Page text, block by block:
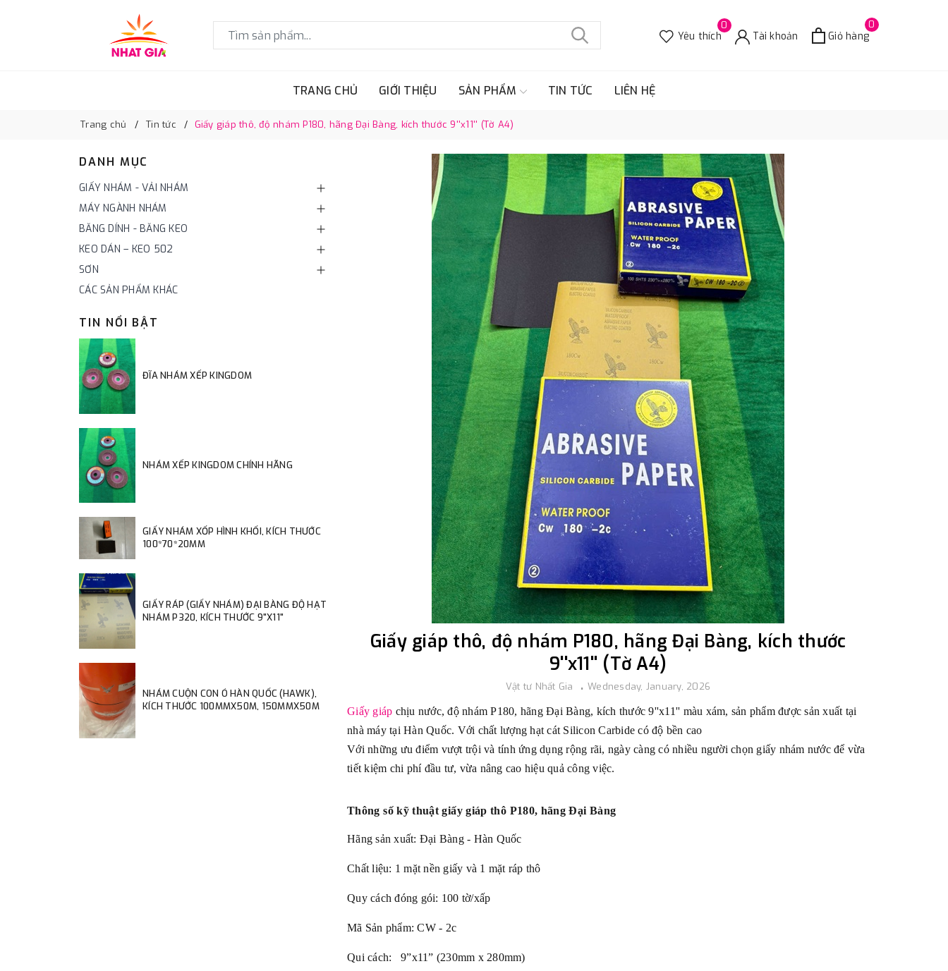
0
Yêu thích Tài khoản
0
Giỏ hàng
TRANG CHỦ GIỚI THIỆU SẢN PHẨM TIN TỨC LIÊN HỆ
Trang chủ Tin tức Giấy giáp thô, độ nhám P180, hãng Đại Bàng, kích thước 9''x11'' (Tờ A4)
DANH MỤC
GIẤY NHÁM - VẢI NHÁM
MÁY NGÀNH NHÁM
BĂNG DÍNH - BĂNG KEO
KEO DÁN – KEO 502
SƠN
CÁC SẢN PHẨM KHÁC
TIN NỔI BẬT
ĐĨA NHÁM XẾP KINGDOM
NHÁM XẾP KINGDOM CHÍNH HÃNG
GIẤY NHÁM XỐP HÌNH KHỐI, KÍCH THƯỚC
100*70*20MM
GIẤY RÁP (GIẤY NHÁM) ĐẠI BÀNG ĐỘ HẠT
NHÁM P320, KÍCH THƯỚC 9"X11"
NHÁM CUỘN CON Ó HÀN QUỐC (HAWK),
KÍCH THƯỚC 100MMX50M, 150MMX50M
Giấy giáp thô, độ nhám P180, hãng Đại Bàng, kích thước
9''x11'' (Tờ A4)
Vật tư Nhất Gia Wednesday, January, 2026
Giấy giáp chịu nước, độ nhám P180, hãng Đại Bàng, kích thước 9''x11'' màu xám, sản phẩm được sản xuất tại
nhà máy tại Hàn Quốc. Với chất lượng hạt cát Silicon Carbide có độ bền cao
Với những ưu điểm vượt trội và tính ứng dụng rộng rãi, ngày càng có nhiều người chọn giấy nhám nước để vừa
tiết kiệm chi phí đầu tư, vừa nâng cao hiệu quả công việc.
Thông số kỹ thuậtgiấy giáp thô P180, hãng Đại Bàng
Hãng sản xuất: Đại Bàng - Hàn Quốc
Chất liệu: 1 mặt nền giấy và 1 mặt ráp thô
Quy cách đóng gói: 100 tờ/xấp
Mã Sản phẩm: CW - 2c
Qui cách: 9”x11” (230mm x 280mm)